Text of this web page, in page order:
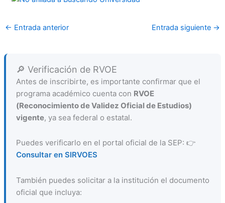
← Entrada anterior Entrada siguiente →
🔎 Verificación de RVOE
Antes de inscribirte, es importante confirmar que el
programa académico cuenta con RVOE
(Reconocimiento de Validez Oficial de Estudios)
vigente, ya sea federal o estatal.
Puedes verificarlo en el portal oficial de la SEP: 👉
Consultar en SIRVOES
También puedes solicitar a la institución el documento
oficial que incluya: